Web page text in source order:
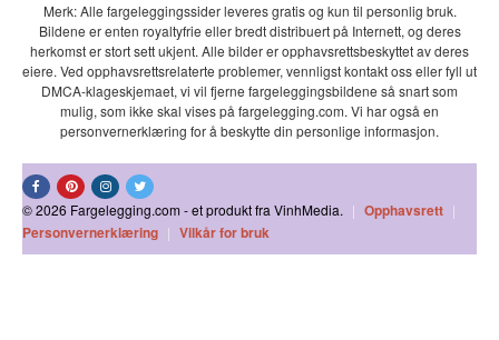
Merk: Alle fargeleggingssider leveres gratis og kun til personlig bruk.
Bildene er enten royaltyfrie eller bredt distribuert på Internett, og deres
herkomst er stort sett ukjent. Alle bilder er opphavsrettsbeskyttet av deres
eiere. Ved opphavsrettsrelaterte problemer, vennligst kontakt oss eller fyll ut
DMCA-klageskjemaet, vi vil fjerne fargeleggingsbildene så snart som
mulig, som ikke skal vises på fargelegging.com. Vi har også en
personvernerklæring for å beskytte din personlige informasjon.
© 2026 Fargelegging.com - et produkt fra VinhMedia. | Opphavsrett |
Personvernerklæring | Vilkår for bruk